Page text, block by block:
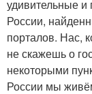
удивительные
России,
порталов. Нас,
не скажешь о
некоторыми
России мы